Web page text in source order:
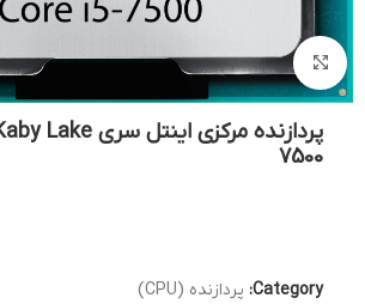
بزرگنمایی تصویر
7500
Category: پردازنده (CPU)